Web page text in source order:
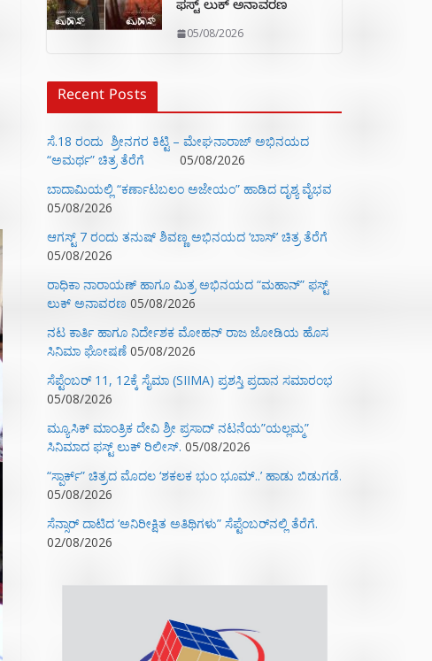
ಫಸ್ಟ್ ಲುಕ್ ಅನಾವರಣ
05/08/2026
Recent Posts
ಸೆ.18 ರಂದು ಶ್ರೀನಗರ ಕಿಟ್ಟಿ – ಮೇಘನಾರಾಜ್ ಅಭಿನಯದ
“ಅಮರ್ಥ” ಚಿತ್ರ ತೆರೆಗೆ
05/08/2026
ಬಾದಾಮಿಯಲ್ಲಿ “ಕರ್ಣಾಟಬಲಂ ಅಜೇಯಂ” ಹಾಡಿದ ದೃಶ್ಯ ವೈಭವ
05/08/2026
ಆಗಸ್ಟ್ 7 ರಂದು ತನುಷ್ ಶಿವಣ್ಣ ಅಭಿನಯದ ‘ಬಾಸ್’ ಚಿತ್ರ ತೆರೆಗೆ
05/08/2026
ರಾಧಿಕಾ ನಾರಾಯಣ್ ಹಾಗೂ ಮಿತ್ರ ಅಭಿನಯದ “ಮಹಾನ್” ಫಸ್ಟ್
ಲುಕ್ ಅನಾವರಣ 05/08/2026
ನಟ ಕಾರ್ತಿ ಹಾಗೂ ನಿರ್ದೇಶಕ ಮೋಹನ್ ರಾಜ ಜೋಡಿಯ ಹೊಸ
ಸಿನಿಮಾ ಘೋಷಣೆ 05/08/2026
ಸೆಪ್ಟೆಂಬರ್ 11, 12ಕ್ಕೆ ಸೈಮಾ (SIIMA) ಪ್ರಶಸ್ತಿ ಪ್ರದಾನ ಸಮಾರಂಭ
05/08/2026
ಮ್ಯೂಸಿಕ್‌ ಮಾಂತ್ರಿಕ ದೇವಿ ಶ್ರೀ ಪ್ರಸಾದ್ ನಟನೆಯ”ಯಲ್ಲಮ್ಮ”
ಸಿನಿಮಾದ ಫಸ್ಟ್‌ ಲುಕ್‌ ರಿಲೀಸ್. 05/08/2026
“ಸ್ಪಾರ್ಕ್” ಚಿತ್ರದ ಮೊದಲ‌ ‘ಶಕಲಕ ಭುಂ‌ ಭೂಮ್..’ ಹಾಡು ಬಿಡುಗಡೆ.
05/08/2026
ಸೆನ್ಸಾರ್ ದಾಟಿದ ‘ಅನಿರೀಕ್ಷಿತ ಅತಿಥಿಗಳು” ಸೆಪ್ಟೆಂಬರ್‌ನಲ್ಲಿ ತೆರೆಗೆ.
02/08/2026